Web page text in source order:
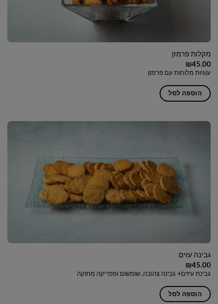
מקלות פרמזן
₪45.00
עוגיות מלוחות עם פרמזן
הוספה לסל
גבינה עזים
₪45.00
גבינת עיזים+ גבינה צהובה, שומשום ופפריקה מתוקה
הוספה לסל